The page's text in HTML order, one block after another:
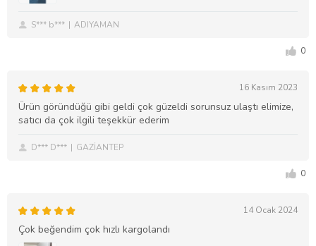
S*** b*** ADIYAMAN
0
16 Kasım 2023
Ürün göründüğü gibi geldi çok güzeldi sorunsuz ulaştı elimize,
satıcı da çok ilgili teşekkür ederim
D*** D*** GAZİANTEP
0
14 Ocak 2024
Çok beğendim çok hızlı kargolandı